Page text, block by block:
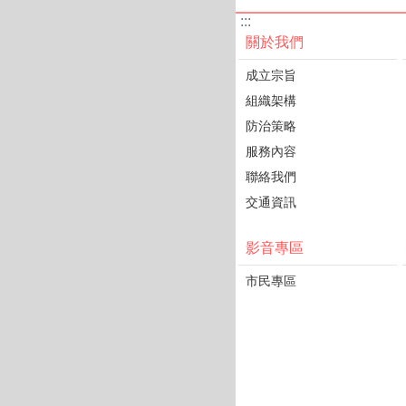
:::
關於我們
成立宗旨
組織架構
防治策略
服務內容
聯絡我們
交通資訊
影音專區
市民專區